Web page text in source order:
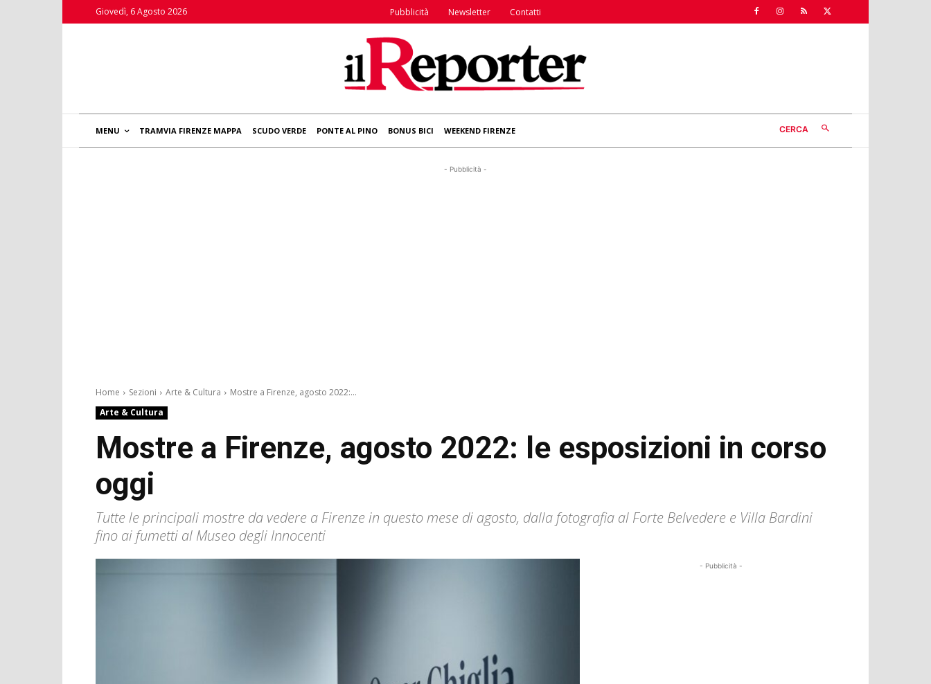
Giovedì, 6 Agosto 2026 Pubblicità Newsletter Contatti
MENU TRAMVIA FIRENZE MAPPA SCUDO VERDE PONTE AL PINO BONUS BICI WEEKEND FIRENZE CERCA
- Pubblicità -
Home Sezioni Arte & Cultura
Mostre a Firenze, agosto 2022:...
Arte & Cultura
Mostre a Firenze, agosto 2022: le esposizioni in corso
oggi
Tutte le principali mostre da vedere a Firenze in questo mese di agosto, dalla fotografia al Forte Belvedere e Villa Bardini
fino ai fumetti al Museo degli Innocenti
- Pubblicità -